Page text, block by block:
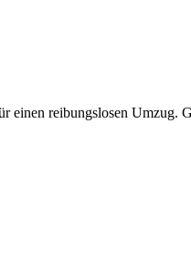
einen reibungslosen Umzug.